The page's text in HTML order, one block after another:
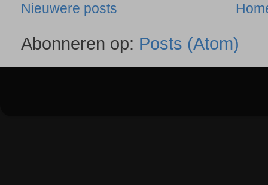
Nieuwere posts
Abonneren op: Posts (Atom)